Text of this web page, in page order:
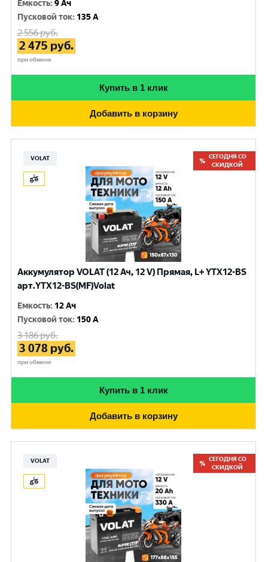
Емкость:9 Ач
Пусковой ток: 135 A
2 556руб.
2 475 руб.
при обмене
Купить в 1 клик
Добавить в корзину
VOLAT
СЕГОДНЯ СО
СКИДКОЙ
Аккумулятор VOLAT (12 Ач, 12 V) Прямая, L+ YTX12-BS
арт.YTX12-BS(MF)Volat
Емкость: 12 Ач
Пусковой ток: 150 A
3 186руб.
3 078 руб.
при обмене
Купить в 1 клик
Добавить в корзину
VOLAT
СЕГОДНЯ СО
СКИДКОЙ